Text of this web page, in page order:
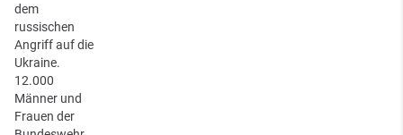
dem
russischen
Angriff auf die
Ukraine.
12.000
Männer und
Frauen der